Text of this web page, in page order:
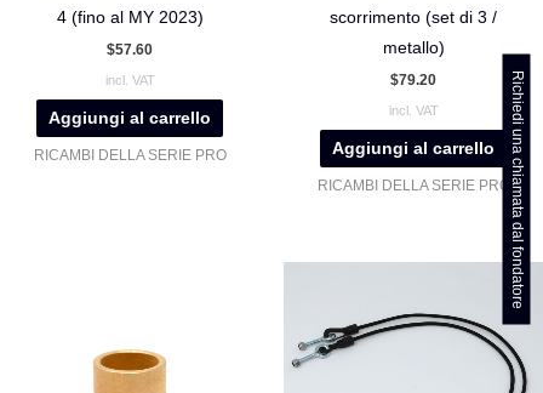
4 (fino al MY 2023)
$57.60
incl. VAT
Aggiungi al carrello
RICAMBI DELLA SERIE PRO
scorrimento (set di 3 /
metallo)
$79.20
incl. VAT
Aggiungi al carrello
RICAMBI DELLA SERIE PRO Richiedi una chiamata dal fondatore